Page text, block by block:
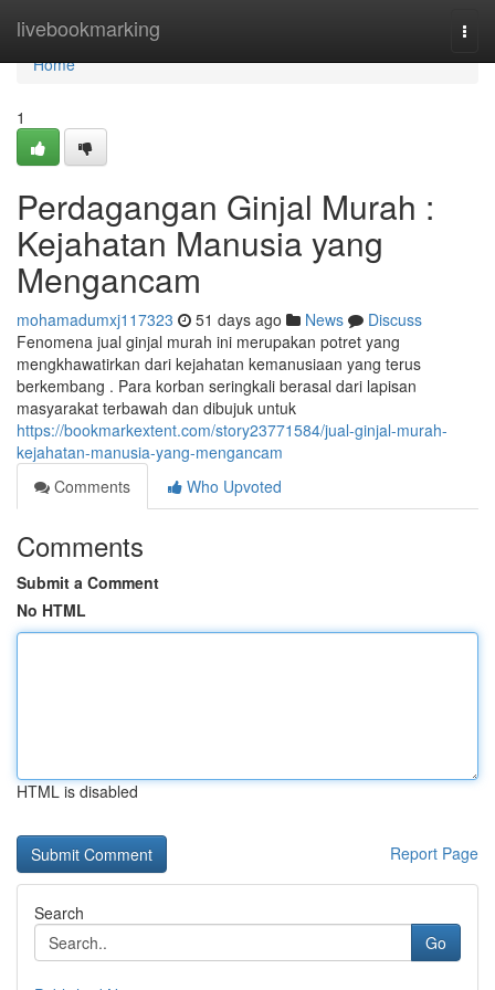
livebookmarking
Home
Home
1
Perdagangan Ginjal Murah :
Kejahatan Manusia yang
Mengancam
mohamadumxj117323 51 days ago News
Discuss
Fenomena jual ginjal murah ini merupakan potret yang
mengkhawatirkan dari kejahatan kemanusiaan yang terus
berkembang . Para korban seringkali berasal dari lapisan
masyarakat terbawah dan dibujuk untuk
https://bookmarkextent.com/story23771584/jual-ginjal-murah-
kejahatan-manusia-yang-mengancam
Comments
Who Upvoted
Comments
Submit a Comment
No HTML
HTML is disabled
Report Page
Search
Go